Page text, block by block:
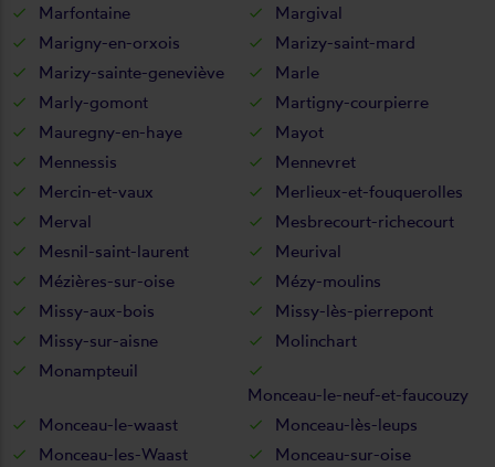
Marfontaine
Margival
Marigny-en-orxois
Marizy-saint-mard
Marizy-sainte-geneviève
Marle
Marly-gomont
Martigny-courpierre
Mauregny-en-haye
Mayot
Mennessis
Mennevret
Mercin-et-vaux
Merlieux-et-fouquerolles
Merval
Mesbrecourt-richecourt
Mesnil-saint-laurent
Meurival
Mézières-sur-oise
Mézy-moulins
Missy-aux-bois
Missy-lès-pierrepont
Missy-sur-aisne
Molinchart
Monampteuil
Monceau-le-neuf-et-faucouzy
Monceau-le-waast
Monceau-lès-leups
Monceau-les-Waast
Monceau-sur-oise